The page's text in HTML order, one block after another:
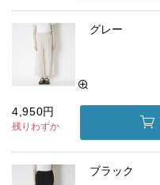
グレー
4,950円
残りわずか
ブラック